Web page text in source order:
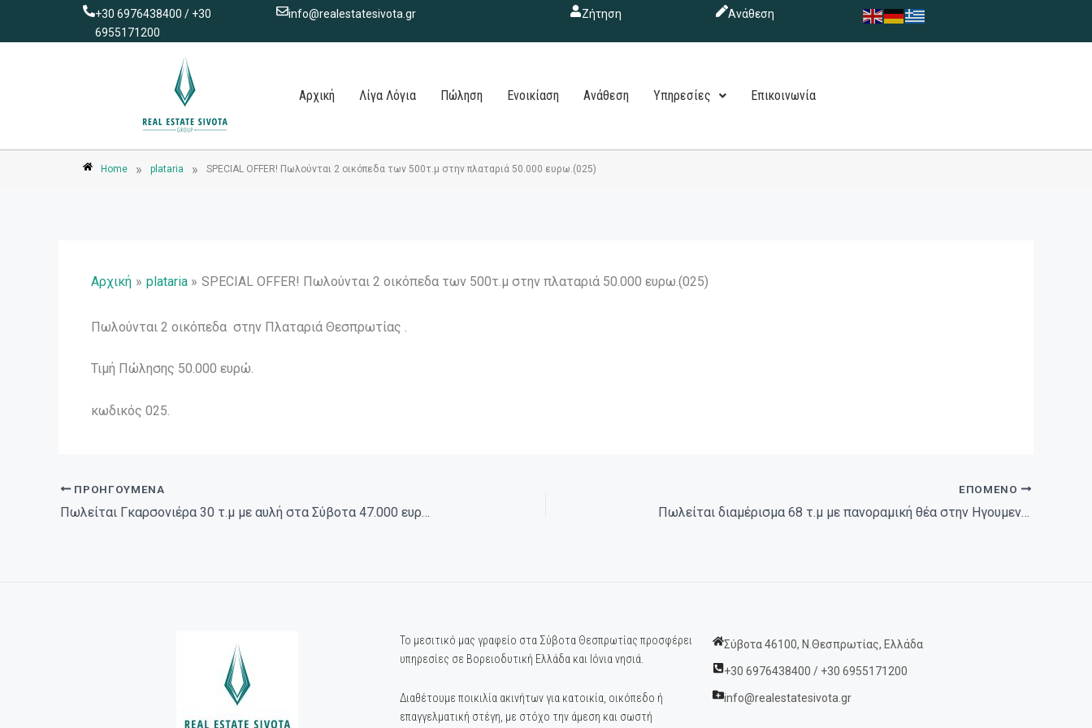
+30 6976438400 / +30
6955171200
info@realestatesivota.gr Ζήτηση Ανάθεση
Αρχική Λίγα Λόγια Πώληση Ενοικίαση Ανάθεση Υπηρεσίες Επικοινωνία
Home » plataria » SPECIAL OFFER! Πωλούνται 2 οικόπεδα των 500τ.μ στην πλαταριά 50.000 ευρω.(025)
Αρχική plataria SPECIAL OFFER! Πωλούνται 2 οικόπεδα των 500τ.μ στην πλαταριά 50.000 ευρω.(025)
Πωλούνται 2 οικόπεδα στην Πλαταριά Θεσπρωτίας .
Τιμή Πώλησης 50.000 ευρώ.
κωδικός 025.
ΠΡΟΗΓΟΎΜΕΝΑ
Πωλείται Γκαρσονιέρα 30 τ.μ με αυλή στα Σύβοτα 47.000 ευρώ. (041)
ΕΠΌΜΕΝΟ
Πωλείται διαμέρισμα 68 τ.μ με πανοραμική θέα στην Ηγουμενίτσα 65.000 ευρώ. (076)
Το μεσιτικό μας γραφείο στα Σύβοτα Θεσπρωτίας προσφέρει
υπηρεσίες σε Βορειοδυτική Ελλάδα και Ιόνια νησιά.
Διαθέτουμε ποικιλία ακινήτων για κατοικία, οικόπεδο ή
επαγγελματική στέγη, με στόχο την άμεση και σωστή
Σύβοτα 46100, Ν.Θεσπρωτίας, Ελλάδα
+30 6976438400 / +30 6955171200
info@realestatesivota.gr